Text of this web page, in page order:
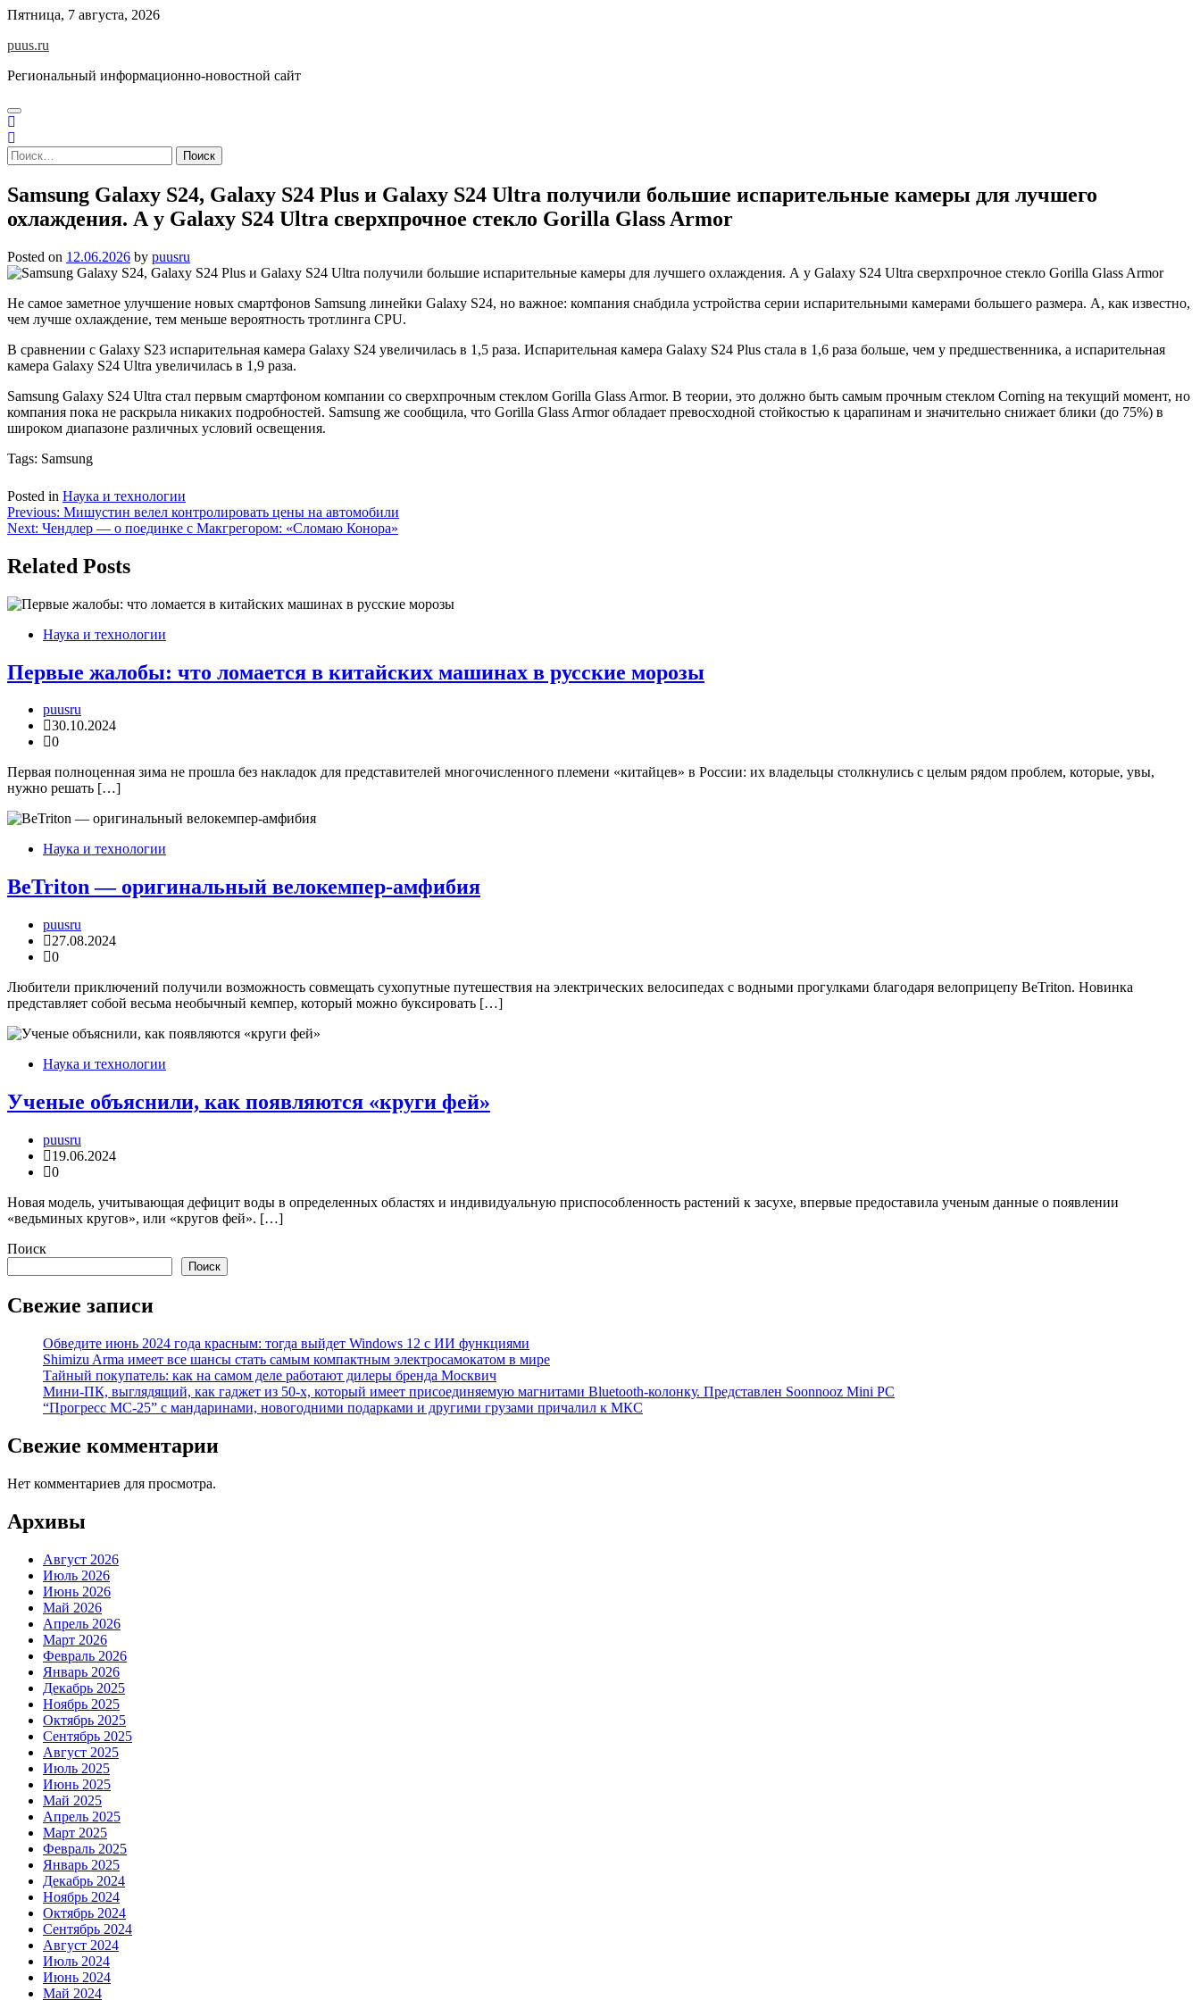
Skip
content
Пятница, 7 августа, 2026
puus.ru
Региональный информационно-новостной сайт
Найти:
Samsung Galaxy S24, Galaxy S24 Plus и Galaxy S24 Ultra получили большие испарительные камеры для лучшего
охлаждения. А у Galaxy S24 Ultra сверхпрочное стекло Gorilla Glass Armor
Posted on 12.06.2026 by puusru
Не самое заметное улучшение новых смартфонов Samsung линейки Galaxy S24, но важное: компания снабдила устройства серии испарительными камерами большего размера. А, как известно,
чем лучше охлаждение, тем меньше вероятность тротлинга CPU.
В сравнении с Galaxy S23 испарительная камера Galaxy S24 увеличилась в 1,5 раза. Испарительная камера Galaxy S24 Plus стала в 1,6 раза больше, чем у предшественника, а испарительная
камера Galaxy S24 Ultra увеличилась в 1,9 раза.
Samsung Galaxy S24 Ultra стал первым смартфоном компании со сверхпрочным стеклом Gorilla Glass Armor. В теории, это должно быть самым прочным стеклом Corning на текущий момент, но
компания пока не раскрыла никаких подробностей. Samsung же сообщила, что Gorilla Glass Armor обладает превосходной стойкостью к царапинам и значительно снижает блики (до 75%) в
широком диапазоне различных условий освещения.
Tags: Samsung
Posted in Наука и технологии
Навигация
по
записям
Previous: Мишустин велел контролировать цены на автомобили
Next: Чендлер — о поединке с Макгрегором: «Сломаю Конора»
Related Posts
Наука и технологии
Первые жалобы: что ломается в китайских машинах в русские морозы
puusru
30.10.2024
0
Первая полноценная зима не прошла без накладок для представителей многочисленного племени «китайцев» в России: их владельцы столкнулись с целым рядом проблем, которые, увы,
нужно решать […]
Наука и технологии
BeTriton — оригинальный велокемпер-амфибия
puusru
27.08.2024
0
Любители приключений получили возможность совмещать сухопутные путешествия на электрических велосипедах с водными прогулками благодаря велоприцепу BeTriton. Новинка
представляет собой весьма необычный кемпер, который можно буксировать […]
Наука и технологии
Ученые объяснили, как появляются «круги фей»
puusru
19.06.2024
0
Новая модель, учитывающая дефицит воды в определенных областях и индивидуальную приспособленность растений к засухе, впервые предоставила ученым данные о появлении
«ведьминых кругов», или «кругов фей». […]
Поиск
Поиск
Свежие записи
Обведите июнь 2024 года красным: тогда выйдет Windows 12 с ИИ функциями
Shimizu Arma имеет все шансы стать самым компактным электросамокатом в мире
Тайный покупатель: как на самом деле работают дилеры бренда Москвич
Мини-ПК, выглядящий, как гаджет из 50-х, который имеет присоединяемую магнитами Bluetooth-колонку. Представлен Soonnooz Mini PC
“Прогресс МС-25” с мандаринами, новогодними подарками и другими грузами причалил к МКС
Свежие комментарии
Нет комментариев для просмотра.
Архивы
Август 2026
Июль 2026
Июнь 2026
Май 2026
Апрель 2026
Март 2026
Февраль 2026
Январь 2026
Декабрь 2025
Ноябрь 2025
Октябрь 2025
Сентябрь 2025
Август 2025
Июль 2025
Июнь 2025
Май 2025
Апрель 2025
Март 2025
Февраль 2025
Январь 2025
Декабрь 2024
Ноябрь 2024
Октябрь 2024
Сентябрь 2024
Август 2024
Июль 2024
Июнь 2024
Май 2024